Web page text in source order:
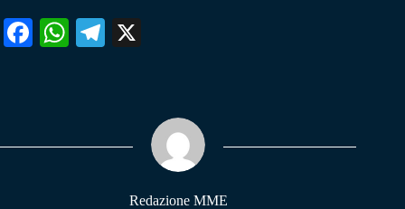
Fa W
pp
Te
m
Redazione MME